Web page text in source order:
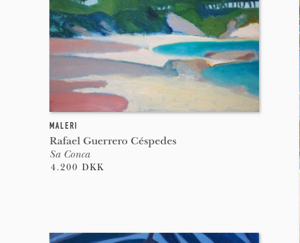
MALERI
Rafael Guerrero Céspedes
Sa Conca
4.200 DKK